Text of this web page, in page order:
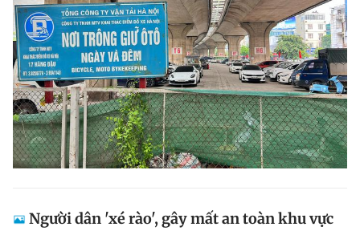
Theo dõi báo trên
Hotline
0906 645 777
Liên hệ quảng cáo
0908 780 404
Đặt báo Quảng cáo RSS Tòa soạn Chính sách bảo
Tổng biên tập: Nguyễn Ngọc Toàn
Tổng thư ký tòa soạn: Đức Trung
Người dân 'xé rào', gây mất an toàn khu vực